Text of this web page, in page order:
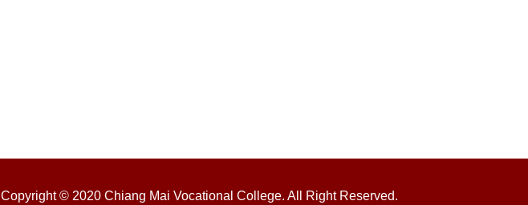
Copyright © 2020 Chiang Mai Vocational College. All Right Reserved.